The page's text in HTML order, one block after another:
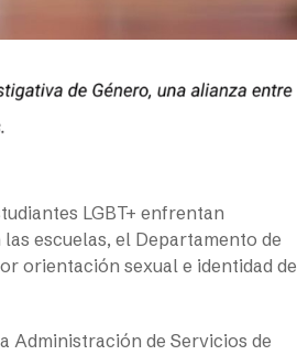
LGBT+ enfrentan
escuelas, el Departamento de
orientación sexual e identidad de
Administración de Servicios de